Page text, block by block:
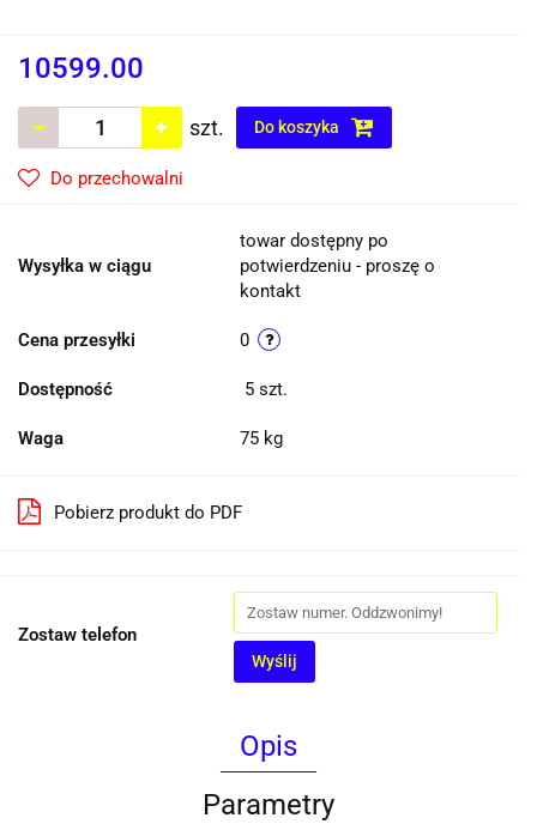
10599.00
szt. Do koszyka
Do przechowalni
Wysyłka w ciągu
towar dostępny po
potwierdzeniu - proszę o
kontakt
Cena przesyłki 0
Dostępność 5 szt.
Waga 75 kg
Pobierz produkt do PDF
Zostaw telefon
Wyślij
Opis
Parametry